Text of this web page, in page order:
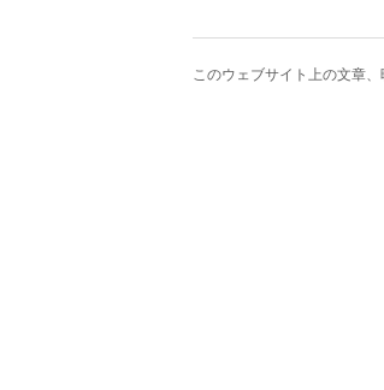
このウェブサイト上の文章